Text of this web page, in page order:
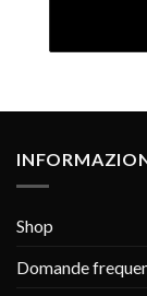
Shop
Domande